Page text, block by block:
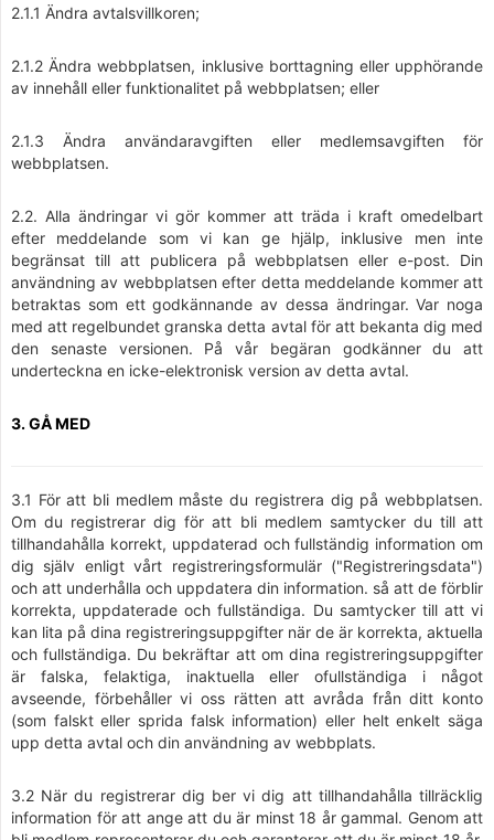
2.1.1 Ändra avtalsvillkoren;
2.1.2 Ändra webbplatsen, inklusive borttagning eller upphörande
av innehåll eller funktionalitet på webbplatsen; eller
2.1.3 Ändra användaravgiften eller medlemsavgiften för
webbplatsen.
2.2. Alla ändringar vi gör kommer att träda i kraft omedelbart
efter meddelande som vi kan ge hjälp, inklusive men inte
begränsat till att publicera på webbplatsen eller e-post. Din
användning av webbplatsen efter detta meddelande kommer att
betraktas som ett godkännande av dessa ändringar. Var noga
med att regelbundet granska detta avtal för att bekanta dig med
den senaste versionen. På vår begäran godkänner du att
underteckna en icke-elektronisk version av detta avtal.
3. GÅ MED
3.1 För att bli medlem måste du registrera dig på webbplatsen.
Om du registrerar dig för att bli medlem samtycker du till att
tillhandahålla korrekt, uppdaterad och fullständig information om
dig själv enligt vårt registreringsformulär ("Registreringsdata")
och att underhålla och uppdatera din information. så att de förblir
korrekta, uppdaterade och fullständiga. Du samtycker till att vi
kan lita på dina registreringsuppgifter när de är korrekta, aktuella
och fullständiga. Du bekräftar att om dina registreringsuppgifter
är falska, felaktiga, inaktuella eller ofullständiga i något
avseende, förbehåller vi oss rätten att avråda från ditt konto
(som falskt eller sprida falsk information) eller helt enkelt säga
upp detta avtal och din användning av webbplats.
3.2 När du registrerar dig ber vi dig att tillhandahålla tillräcklig
information för att ange att du är minst 18 år gammal. Genom att